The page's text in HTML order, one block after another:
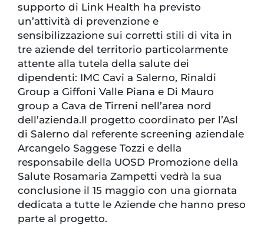
supporto di Link Health ha previsto
un’attività di prevenzione e
sensibilizzazione sui corretti stili di vita in
tre aziende del territorio particolarmente
attente alla tutela della salute dei
dipendenti: IMC Cavi a Salerno, Rinaldi
Group a Giffoni Valle Piana e Di Mauro
group a Cava de Tirreni nell’area nord
dell’azienda.Il progetto coordinato per l’Asl
di Salerno dal referente screening aziendale
Arcangelo Saggese Tozzi e della
responsabile della UOSD Promozione della
Salute Rosamaria Zampetti vedrà la sua
conclusione il 15 maggio con una giornata
dedicata a tutte le Aziende che hanno preso
parte al progetto.